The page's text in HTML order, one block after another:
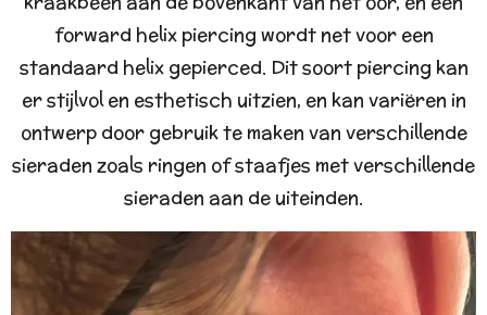
forward helix piercing wordt net voor een
standaard helix gepierced. Dit soort piercing kan
er stijlvol en esthetisch uitzien, en kan variëren in
ontwerp door gebruik te maken van verschillende
sieraden zoals ringen of staafjes met verschillende
sieraden aan de uiteinden.